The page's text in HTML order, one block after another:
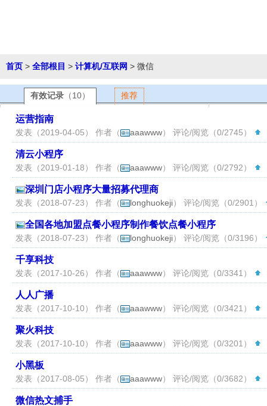
首页 > 全部根目 > 计算机/互联网 > 微信
有效记录 （10） 推荐
运营指南
发表（2019-04-05） 作者（ aaawww） 评论/阅览（0/2745）
清云小程序
发表（2019-01-18） 作者（ aaawww） 评论/阅览（0/2792）
深圳门店小程序大量招募代理商
发表（2018-07-23） 作者（ longhuokeji） 评论/阅览（0/2901）
全国各地加盟点餐小程序制作餐饮点餐小程序
发表（2018-07-23） 作者（ longhuokeji） 评论/阅览（0/3196）
千享科技
发表（2017-10-26） 作者（ aaawww） 评论/阅览（0/3341）
人人广播
发表（2017-10-10） 作者（ aaawww） 评论/阅览（0/3421）
聚火科技
发表（2017-10-10） 作者（ aaawww） 评论/阅览（0/3201）
小黑板
发表（2017-08-05） 作者（ aaawww） 评论/阅览（0/3682）
微信热文捕手